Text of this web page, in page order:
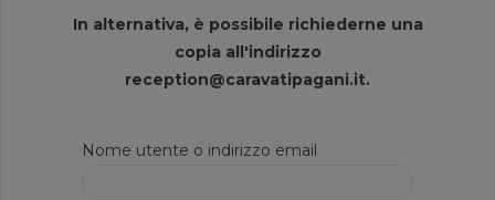
In alternativa, è possibile richiederne una
copia all'indirizzo
reception@caravatipagani.it.
Nome utente o indirizzo email